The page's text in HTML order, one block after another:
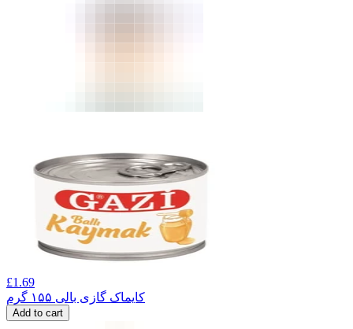
£1.69
کایماک گازی بالی ۱۵۵ گرم
Add to cart